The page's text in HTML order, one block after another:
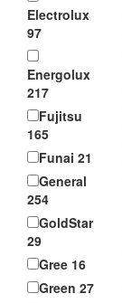
Electrolux
97
Energolux
217
Fujitsu
165
Funai 21
General
254
GoldStar
29
Gree 16
Green 27